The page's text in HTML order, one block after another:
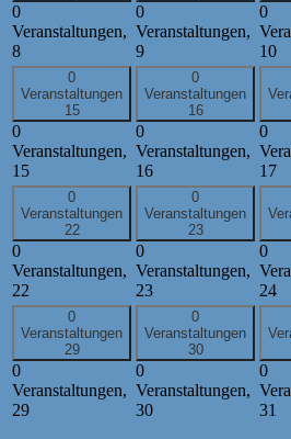
0
Veranstaltungen,
8
0
Veranstaltungen,
9
0
10
0
Veranstaltungen
15
0
Veranstaltungen,
15
0
Veranstaltungen
16
0
Veranstaltungen,
16
0
17
0
Veranstaltungen
22
0
Veranstaltungen,
22
0
Veranstaltungen
23
0
Veranstaltungen,
23
0
24
0
Veranstaltungen
29
0
Veranstaltungen,
29
0
Veranstaltungen
30
0
Veranstaltungen,
30
0
31